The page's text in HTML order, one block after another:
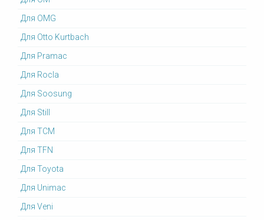
Для OMG
Для Otto Kurtbach
Для Pramac
Для Rocla
Для Soosung
Для Still
Для TCM
Для TFN
Для Toyota
Для Unimac
Для Veni